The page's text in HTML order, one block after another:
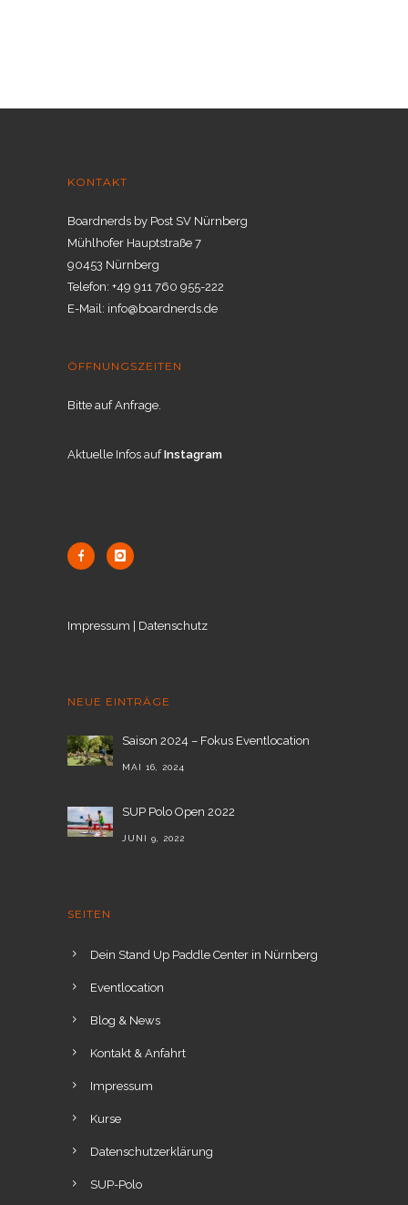
KONTAKT
Boardnerds by Post SV Nürnberg
Mühlhofer Hauptstraße 7
90453 Nürnberg
Telefon: +49 911 760 955-222
E-Mail: info@boardnerds.de
ÖFFNUNGSZEITEN
Bitte auf Anfrage.
Aktuelle Infos aufInstagram
Impressum | Datenschutz
NEUE EINTRÄGE
Saison 2024 – Fokus Eventlocation
MAI 16, 2024
SUP Polo Open 2022
JUNI 9, 2022
SEITEN
Dein Stand Up Paddle Center in Nürnberg
Eventlocation
Blog & News
Kontakt & Anfahrt
Impressum
Kurse
Datenschutzerklärung
SUP-Polo